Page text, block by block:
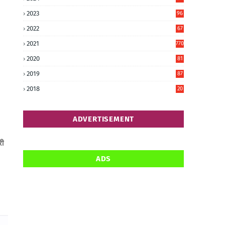
2023
96
2022
67
2021 770
2020
81
2019
87
2018
20
ADVERTISEMENT
ADS